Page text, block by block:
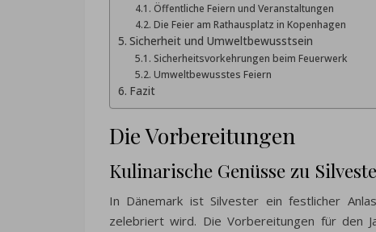
Öffentliche Feiern und Veranstaltungen
Die Feier am Rathausplatz in Kopenhagen
Sicherheit und Umweltbewusstsein
Sicherheitsvorkehrungen beim Feuerwerk
Umweltbewusstes Feiern
Fazit
Die Vorbereitungen
Kulinarische Genüsse zu
In Dänemark ist Silvester ein festlicher
zelebriert wird. Die Vorbereitungen für den